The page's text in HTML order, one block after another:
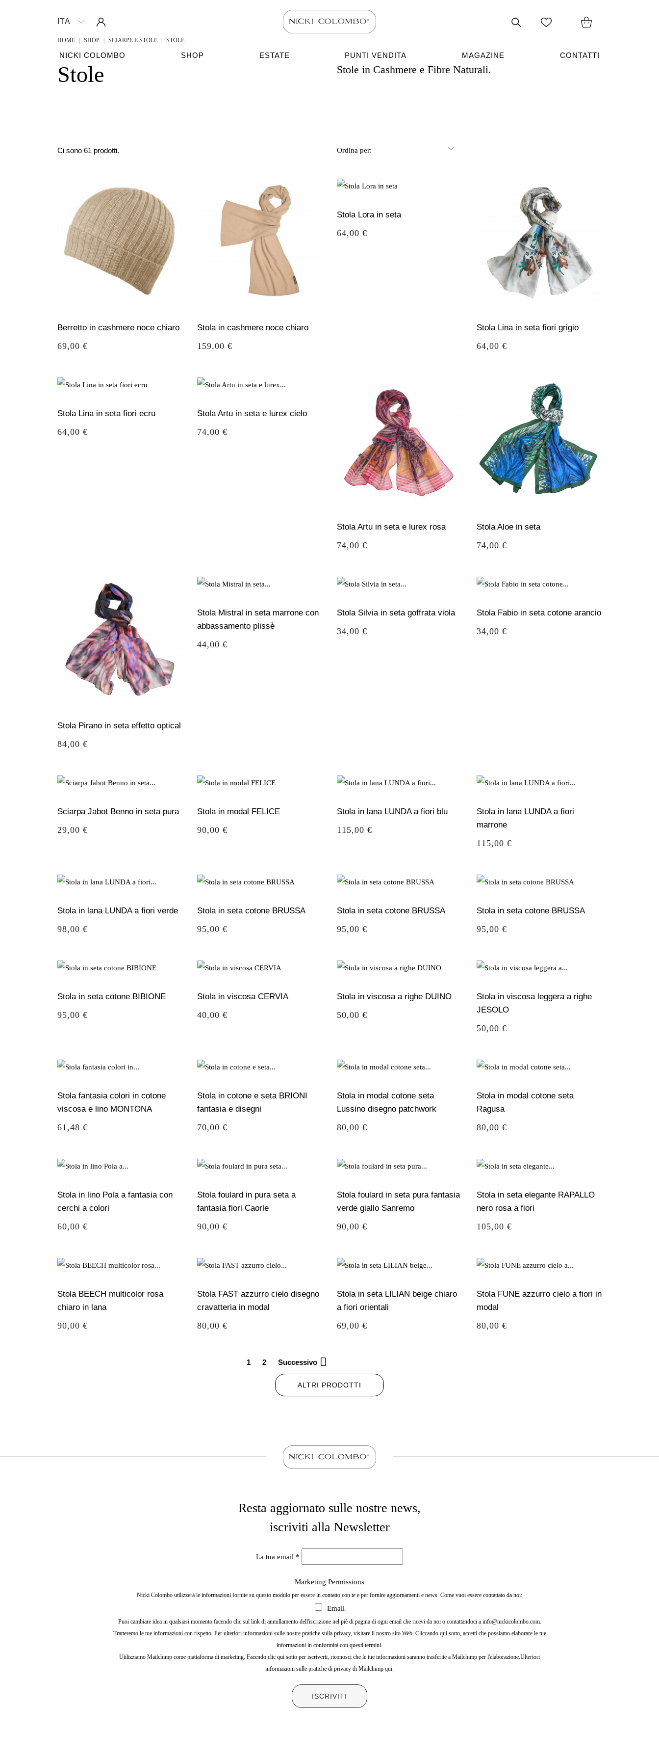
ITA 
NICKI COLOMBO SHOP ESTATE PUNTI VENDITA MAGAZINE CONTATTI
HOME SHOP SCIARPE E STOLE STOLE
Stole Stole in Cashmere e Fibre Naturali.
Ci sono 61 prodotti. Ordina per: 
Berretto in cashmere noce chiaro
Prezzo
69,00 €
Stola in cashmere noce chiaro
Prezzo
159,00 €
Stola Lora in seta
Prezzo
64,00 €
Stola Lina in seta fiori grigio
Prezzo
64,00 €
Stola Lina in seta fiori ecru
Prezzo
64,00 €
Stola Artu in seta e lurex cielo
Prezzo
74,00 €
Stola Artu in seta e lurex rosa
Prezzo
74,00 €
Stola Aloe in seta
Prezzo
74,00 €
Stola Pirano in seta effetto optical
Prezzo
84,00 €
Stola Mistral in seta marrone con
abbassamento plissè
Prezzo
44,00 €
Stola Silvia in seta goffrata viola
Prezzo
34,00 €
Stola Fabio in seta cotone arancio
Prezzo
34,00 €
Sciarpa Jabot Benno in seta pura
Prezzo
29,00 €
Stola in modal FELICE
Prezzo
90,00 €
Stola in lana LUNDA a fiori blu
Prezzo
115,00 €
Stola in lana LUNDA a fiori
marrone
Prezzo
115,00 €
Stola in lana LUNDA a fiori verde
Prezzo
98,00 €
Stola in seta cotone BRUSSA
Prezzo
95,00 €
Stola in seta cotone BRUSSA
Prezzo
95,00 €
Stola in seta cotone BRUSSA
Prezzo
95,00 €
Stola in seta cotone BIBIONE
Prezzo
95,00 €
Stola in viscosa CERVIA
Prezzo
40,00 €
Stola in viscosa a righe DUINO
Prezzo
50,00 €
Stola in viscosa leggera a righe
JESOLO
Prezzo
50,00 €
Stola fantasia colori in cotone
viscosa e lino MONTONA
Prezzo
61,48 €
Stola in cotone e seta BRIONI
fantasia e disegni
Prezzo
70,00 €
Stola in modal cotone seta
Lussino disegno patchwork
Prezzo
80,00 €
Stola in modal cotone seta
Ragusa
Prezzo
80,00 €
Stola in lino Pola a fantasia con
cerchi a colori
Prezzo
60,00 €
Stola foulard in pura seta a
fantasia fiori Caorle
Prezzo
90,00 €
Stola foulard in seta pura fantasia
verde giallo Sanremo
Prezzo
90,00 €
Stola in seta elegante RAPALLO
nero rosa a fiori
Prezzo
105,00 €
Stola BEECH multicolor rosa
chiaro in lana
Prezzo
90,00 €
Stola FAST azzurro cielo disegno
cravatteria in modal
Prezzo
80,00 €
Stola in seta LILIAN beige chiaro
a fiori orientali
Prezzo
69,00 €
Stola FUNE azzurro cielo a fiori in
modal
Prezzo
80,00 €
1 2 Successivo 
ALTRI PRODOTTI
Resta aggiornato sulle nostre news,
iscriviti alla Newsletter
La tua email *
Marketing Permissions
Nicki Colombo utilizzerà le informazioni fornite su questo modulo per essere in contatto con te e per fornire aggiornamenti e news. Come vuoi essere contattato da noi:
Email
Puoi cambiare idea in qualsiasi momento facendo clic sul link di annullamento dell'iscrizione nel piè di pagina di ogni email che ricevi da noi o contattandoci a info@nickicolombo.com.
Tratteremo le tue informazioni con rispetto. Per ulteriori informazioni sulle nostre pratiche sulla privacy, visitare il nostro sito Web. Cliccando qui sotto, accetti che possiamo elaborare le tue
informazioni in conformità con questi termini.
Utilizziamo Mailchimp come piattaforma di marketing. Facendo clic qui sotto per iscriverti, riconosci che le tue informazioni saranno trasferite a Mailchimp per l'elaborazione. Ulteriori
informazioni sulle pratiche di privacy di Mailchimp qui.